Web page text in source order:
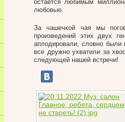
остается любимым
любовью.
За чашечкой чая мы
произведений этих двух
аплодировали, словно
все дружно ухватили за
следующей нашей встречи!